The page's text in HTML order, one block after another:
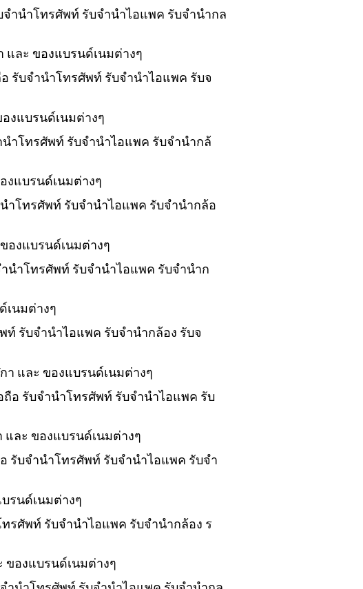
ำนำโทรศัพท์ รับจำนำไอแพค รับจำนำกล
และ ของแบรนด์เนมต่างๆ
รับจำนำโทรศัพท์ รับจำนำไอแพค รับจ
งแบรนด์เนมต่างๆ
ำโทรศัพท์ รับจำนำไอแพค รับจำนำกล้
งแบรนด์เนมต่างๆ
ำโทรศัพท์ รับจำนำไอแพค รับจำนำกล้อ
องแบรนด์เนมต่างๆ
นำโทรศัพท์ รับจำนำไอแพค รับจำนำก
เนมต่างๆ
รับจำนำไอแพค รับจำนำกล้อง รับจ
และ ของแบรนด์เนมต่างๆ
อ รับจำนำโทรศัพท์ รับจำนำไอแพค รับ
ละ ของแบรนด์เนมต่างๆ
รับจำนำโทรศัพท์ รับจำนำไอแพค รับจำ
รนด์เนมต่างๆ
รศัพท์ รับจำนำไอแพค รับจำนำกล้อง ร
องแบรนด์เนมต่างๆ